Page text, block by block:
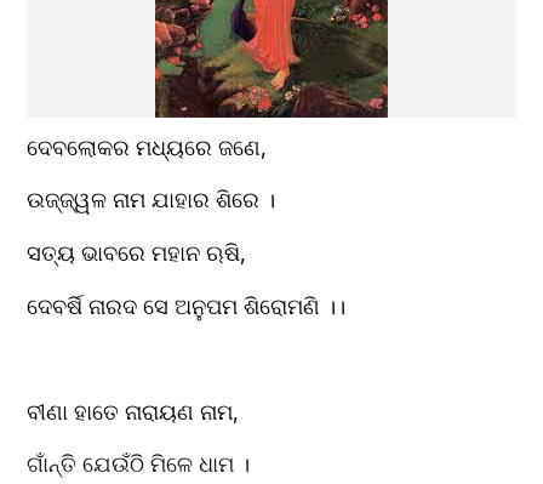
ଦେବଲୋକର ମଧ୍ୟରେ ଜଣେ,
ଉଜ୍ଜ୍ୱଳ ନାମ ଯାହାର ଶିରେ ।
ସତ୍ୟ ଭାବରେ ମହାନ ଋଷି,
ଦେବର୍ଷି ନାରଦ ସେ ଅନୁପମ ଶିରୋମଣି ।।
ବୀଣା ହାତେ ନାରାୟଣ ନାମ,
ଗାଁନ୍ତି ଯେଉଁଠି ମିଳେ ଧାମ ।